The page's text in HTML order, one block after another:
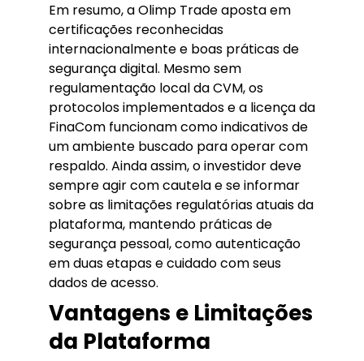
Em resumo, a Olimp Trade aposta em
certificações reconhecidas
internacionalmente e boas práticas de
segurança digital. Mesmo sem
regulamentação local da CVM, os
protocolos implementados e a licença da
FinaCom funcionam como indicativos de
um ambiente buscado para operar com
respaldo. Ainda assim, o investidor deve
sempre agir com cautela e se informar
sobre as limitações regulatórias atuais da
plataforma, mantendo práticas de
segurança pessoal, como autenticação
em duas etapas e cuidado com seus
dados de acesso.
Vantagens e Limitações
da Plataforma